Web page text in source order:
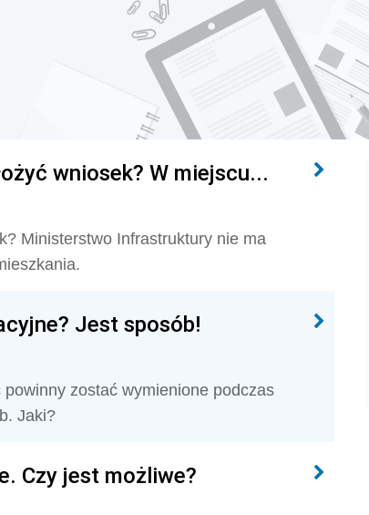
wniosek? W miejscu...
Ministerstwo Infrastruktury nie ma
Jest sposób!
zostać wymienione podczas
Jaki?
Czy jest możliwe?